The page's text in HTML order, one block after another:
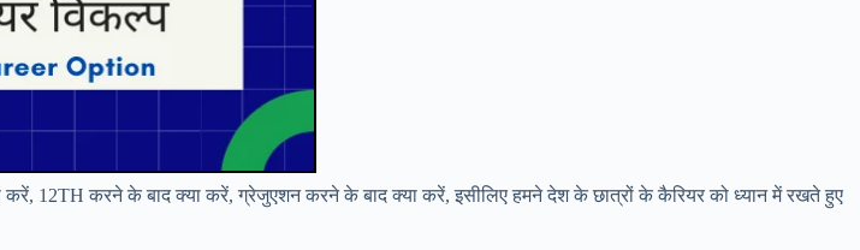
12TH करने के बाद क्या करें, ग्रेजुएशन करने के बाद क्या करें, इसीलिए हमने देश के छात्रों के कैरियर को ध्यान में रखते हुए